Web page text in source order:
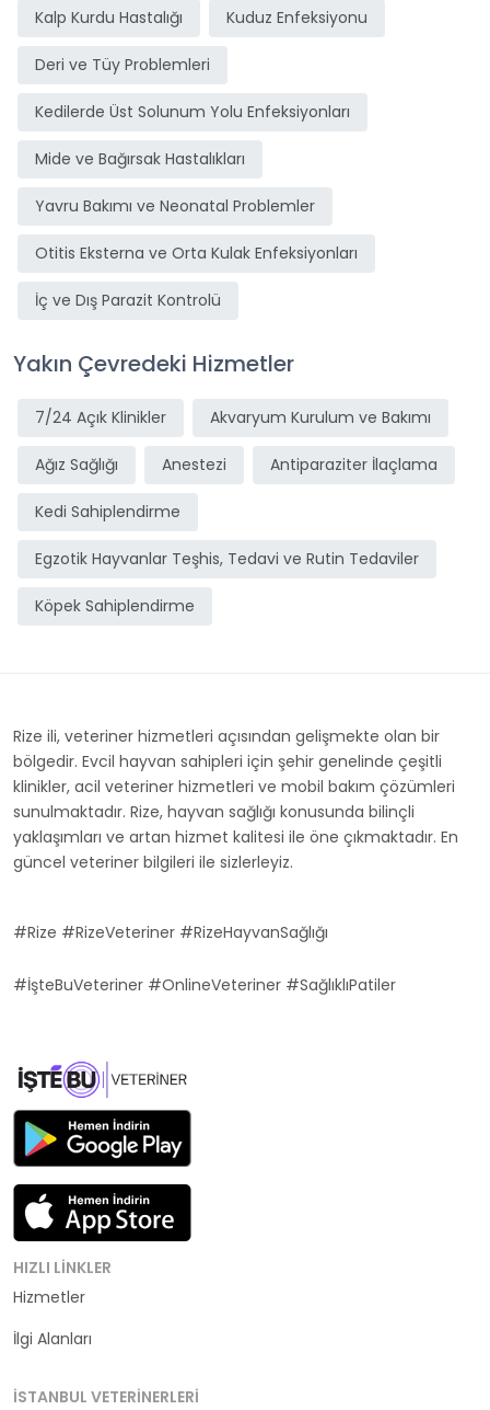
Kalp Kurdu Hastalığı Kuduz Enfeksiyonu
Deri ve Tüy Problemleri
Kedilerde Üst Solunum Yolu Enfeksiyonları
Mide ve Bağırsak Hastalıkları
Yavru Bakımı ve Neonatal Problemler
Otitis Eksterna ve Orta Kulak Enfeksiyonları
İç ve Dış Parazit Kontrolü
Yakın Çevredeki Hizmetler
7/24 Açık Klinikler Akvaryum Kurulum ve Bakımı
Ağız Sağlığı Anestezi Antiparaziter İlaçlama
Kedi Sahiplendirme
Egzotik Hayvanlar Teşhis, Tedavi ve Rutin Tedaviler
Köpek Sahiplendirme
Rize ili, veteriner hizmetleri açısından gelişmekte olan bir
bölgedir. Evcil hayvan sahipleri için şehir genelinde çeşitli
klinikler, acil veteriner hizmetleri ve mobil bakım çözümleri
sunulmaktadır. Rize, hayvan sağlığı konusunda bilinçli
yaklaşımları ve artan hizmet kalitesi ile öne çıkmaktadır. En
güncel veteriner bilgileri ile sizlerleyiz.
#Rize #RizeVeteriner #RizeHayvanSağlığı
#İşteBuVeteriner #OnlineVeteriner #SağlıklıPatiler
HIZLI LINKLER
Hizmetler
İlgi Alanları
İSTANBUL VETERINERLERI